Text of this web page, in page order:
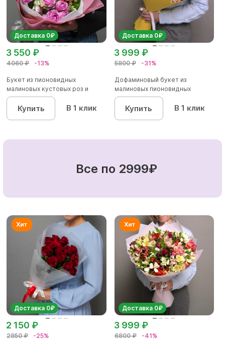
Доставка 0₽
4060 ₽ -13%
3 550 ₽
Букет из пионовидных
малиновых кустовых роз и
альстроме...
Купить В 1 клик
Доставка 0₽
5800 ₽ -31%
3 999 ₽
Дофаминовый букет из
малиновых пионовидных
кустовых роз...
Купить В 1 клик
Все по 2999₽
Доставка 0₽
2850 ₽ -25%
2 150 ₽
Доставка 0₽
6800 ₽ -41%
3 999 ₽